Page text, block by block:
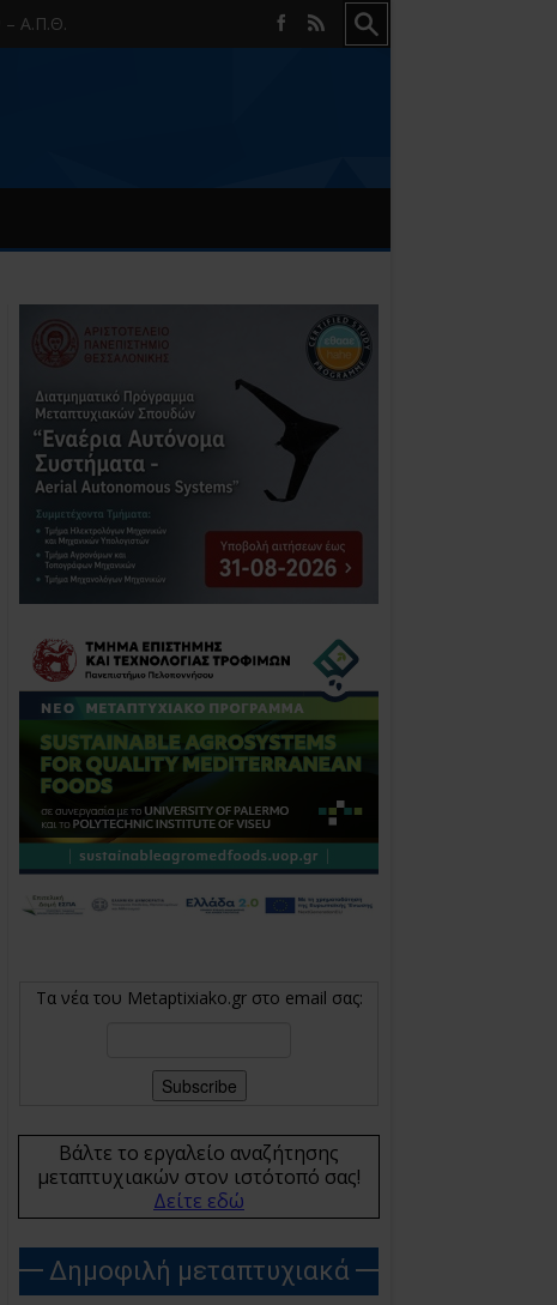
Τα νέα του Metaptixiako.gr στο email σας:
Βάλτε το εργαλείο αναζήτησης
μεταπτυχιακών στον ιστότοπό σας!
Δείτε εδώ
Δημοφιλή μεταπτυχιακά